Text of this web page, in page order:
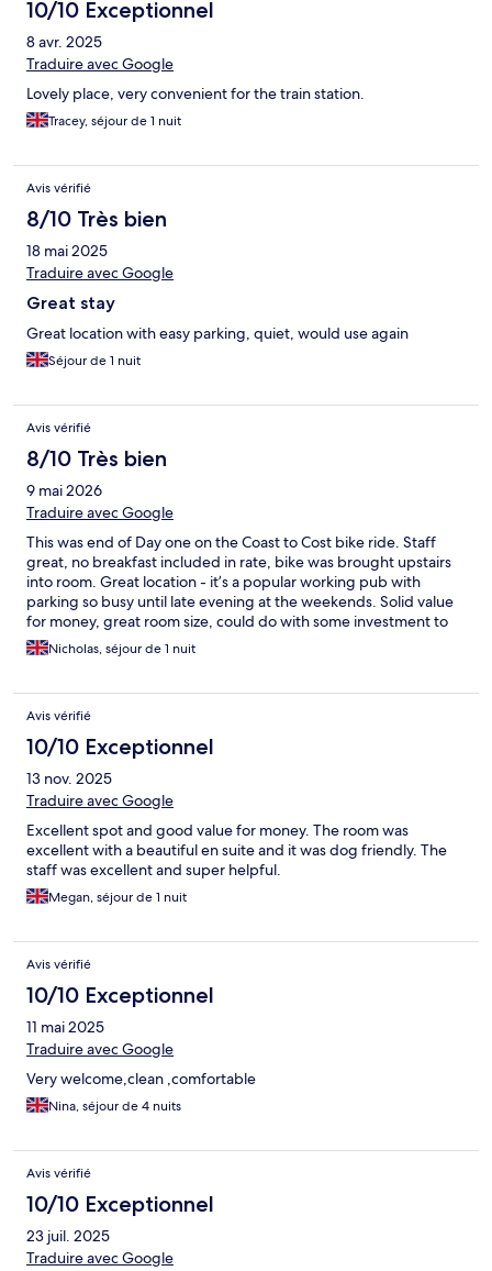
10/10 Exceptionnel
8 avr. 2025
Traduire avec Google
Lovely place, very convenient for the train station.
Tracey, séjour de 1 nuit
Avis vérifié
8/10 Très bien
18 mai 2025
Traduire avec Google
Great stay
Great location with easy parking, quiet, would use again
Séjour de 1 nuit
Avis vérifié
8/10 Très bien
9 mai 2026
Traduire avec Google
This was end of Day one on the Coast to Cost bike ride. Staff
great, no breakfast included in rate, bike was brought upstairs
into room. Great location - it’s a popular working pub with
parking so busy until late evening at the weekends. Solid value
for money, great room size, could do with some investment to
update rooms.
Nicholas, séjour de 1 nuit
Avis vérifié
10/10 Exceptionnel
13 nov. 2025
Traduire avec Google
Excellent spot and good value for money. The room was
excellent with a beautiful en suite and it was dog friendly. The
staff was excellent and super helpful.
Megan, séjour de 1 nuit
Avis vérifié
10/10 Exceptionnel
11 mai 2025
Traduire avec Google
Very welcome,clean ,comfortable
Nina, séjour de 4 nuits
Avis vérifié
10/10 Exceptionnel
23 juil. 2025
Traduire avec Google